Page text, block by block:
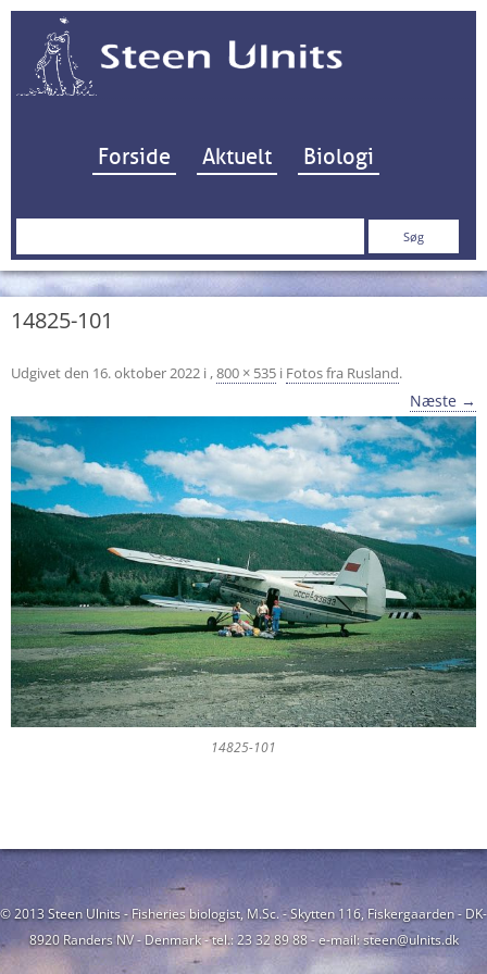
Hop til indhold
Forside Aktuelt Biologi
Søg
14825-101
Udgivet den 16. oktober 2022 i ,800 × 535 i Fotos fra Rusland.
Næste →
14825-101
© 2013 Steen Ulnits - Fisheries biologist, M.Sc. - Skytten 116, Fiskergaarden - DK-
8920 Randers NV - Denmark - tel.: 23 32 89 88 - e-mail: steen@ulnits.dk